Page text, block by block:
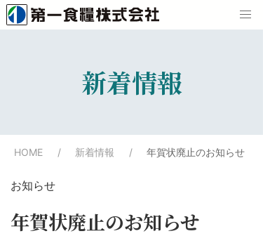
新着情報
HOME 新着情報 年賀状廃止のお知らせ
お知らせ
年賀状廃止のお知らせ